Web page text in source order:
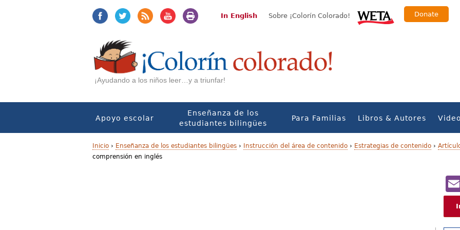
In English Sobre ¡Colorín Colorado! Donate
¡Ayudando a los niños leer…y a triunfar!
Apoyo escolar
Enseñanza de los
estudiantes bilingües
Para Familias Libros & Autores
Inicio › Enseñanza de los estudiantes bilingües › Instrucción del área de contenido › Estrategias de contenido ›
comprensión en inglés